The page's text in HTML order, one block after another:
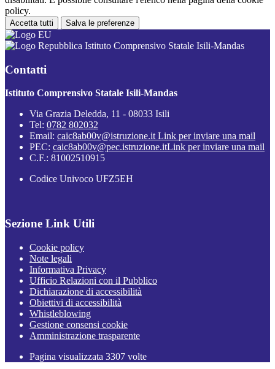
policy.
Accetta tutti Salva le preferenze
Istituto Comprensivo Statale Isili-Mandas
Contatti
Istituto Comprensivo Statale Isili-Mandas
Via Grazia Deledda, 11 - 08033 Isili
Tel: 0782 802032
Email: caic8ab00v@istruzione.it Link per inviare una mail
PEC: caic8ab00v@pec.istruzione.itLink per inviare una mail
C.F.: 81002510915
Codice Univoco UFZ5EH
Sezione Link Utili
Cookie policy
Note legali
Informativa Privacy
Ufficio Relazioni con il Pubblico
Dichiarazione di accessibilità
Obiettivi di accessibilità
Whistleblowing
Gestione consensi cookie
Amministrazione trasparente
Pagina visualizzata 3307 volte